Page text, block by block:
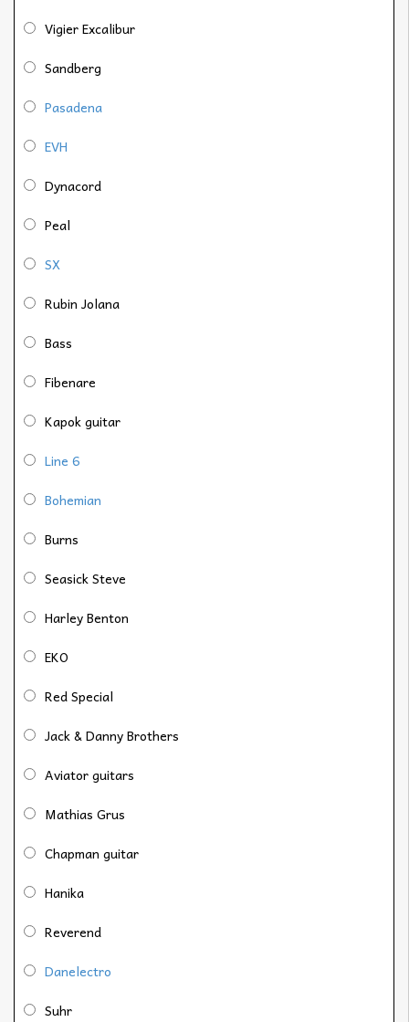
Vigier Excalibur
Sandberg
Pasadena
EVH
Dynacord
Peal
SX
Rubin Jolana
Bass
Fibenare
Kapok guitar
Line 6
Bohemian
Burns
Seasick Steve
Harley Benton
EKO
Red Special
Jack & Danny Brothers
Aviator guitars
Mathias Grus
Chapman guitar
Hanika
Reverend
Danelectro
Suhr